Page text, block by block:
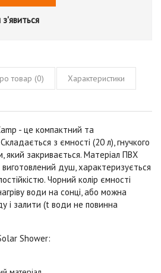
товар (0) Характеристики
- це компактний та
з ємності (20 л), гнучкого
який закривається. Матеріал ПВХ
виготовлений душ, характеризується
Чорний колір ємності
води на сонці, або можна
і залити (t води не повинна
Shower: